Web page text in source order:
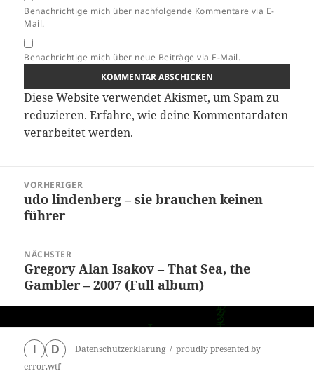
Benachrichtige mich über nachfolgende Kommentare via E-
Mail.
Benachrichtige mich über neue Beiträge via E-Mail.
Diese Website verwendet Akismet, um Spam zu
reduzieren.Erfahre, wie deine Kommentardaten
verarbeitet werden.
VORHERIGER
Vorheriger
Beitrag:
udo lindenberg – sie brauchen keinen
führer
NÄCHSTER
Nächster
Beitrag:
Gregory Alan Isakov – That Sea, the
Gambler – 2007 (Full album)
D Datenschutzerklärung
proudly presented by
error.wtf